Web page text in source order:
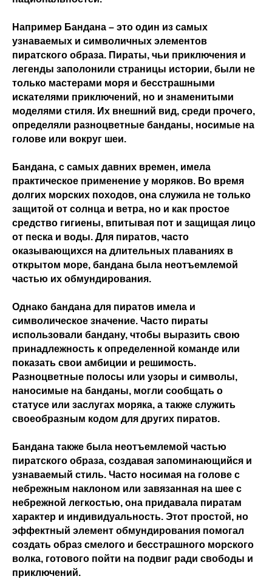
Например Бандана – это один из самых
узнаваемых и символичных элементов
пиратского образа. Пираты, чьи приключения и
легенды заполонили страницы истории, были не
только мастерами моря и бесстрашными
искателями приключений, но и знаменитыми
моделями стиля. Их внешний вид, среди прочего,
определяли разноцветные банданы, носимые на
голове или вокруг шеи.
Бандана, с самых давних времен, имела
практическое применение у моряков. Во время
долгих морских походов, она служила не только
защитой от солнца и ветра, но и как простое
средство гигиены, впитывая пот и защищая лицо
от песка и воды. Для пиратов, часто
оказывающихся на длительных плаваниях в
открытом море, бандана была неотъемлемой
частью их обмундирования.
Однако бандана для пиратов имела и
символическое значение. Часто пираты
использовали бандану, чтобы выразить свою
принадлежность к определенной команде или
показать свои амбиции и решимость.
Разноцветные полосы или узоры и символы,
наносимые на банданы, могли сообщать о
статусе или заслугах моряка, а также служить
своеобразным кодом для других пиратов.
Бандана также была неотъемлемой частью
пиратского образа, создавая запоминающийся и
узнаваемый стиль. Часто носимая на голове с
небрежным наклоном или завязанная на шее с
небрежной легкостью, она придавала пиратам
характер и индивидуальность. Этот простой, но
эффектный элемент обмундирования помогал
создать образ смелого и бесстрашного морского
волка, готового пойти на подвиг ради свободы и
приключений.